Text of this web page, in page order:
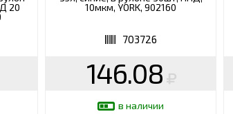
20
10мкм, YORK, 902160
703726
146.08
в наличии